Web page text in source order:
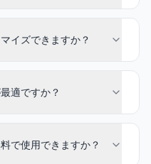
イズできますか？
適ですか？
で使用できますか？